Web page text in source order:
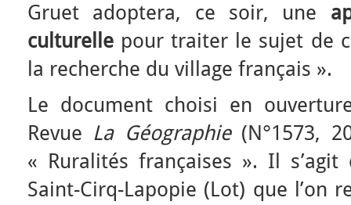
Gruet adoptera, ce soir, une
culturelle pour traiter le sujet de
la recherche du village français ».
Le document choisi en
Revue La Géographie (N°1573,
« Ruralités françaises ». Il s’agit
Saint-Cirq-Lapopie (Lot) que l’on